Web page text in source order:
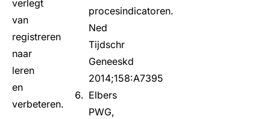
verlegt
van
registreren
naar
leren
en
verbeteren.
procesindicatoren.
Ned
Tijdschr
Geneeskd
2014;158:A7395
Elbers
PWG,